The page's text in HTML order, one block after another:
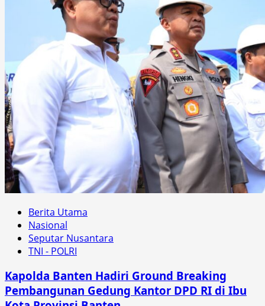
Berita Utama
Nasional
Seputar Nusantara
TNI - POLRI
Kapolda Banten Hadiri Ground Breaking
Pembangunan Gedung Kantor DPD RI di Ibu